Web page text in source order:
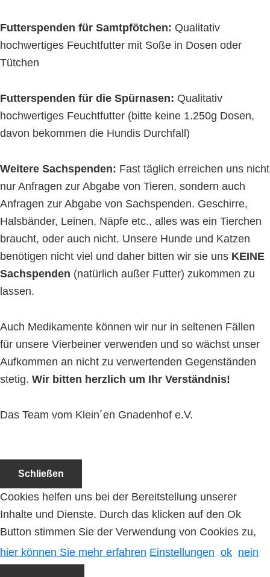
Futterspenden für Samtpfötchen: Qualitativ
hochwertiges Feuchtfutter mit Soße in Dosen oder
Tütchen
Futterspenden für die Spürnasen: Qualitativ
hochwertiges Feuchtfutter (bitte keine 1.250g Dosen,
davon bekommen die Hundis Durchfall)
Weitere Sachspenden: Fast täglich erreichen uns nicht
nur Anfragen zur Abgabe von Tieren, sondern auch
Anfragen zur Abgabe von Sachspenden. Geschirre,
Halsbänder, Leinen, Näpfe etc., alles was ein Tierchen
braucht, oder auch nicht. Unsere Hunde und Katzen
benötigen nicht viel und daher bitten wir sie uns KEINE
Sachspenden (natürlich außer Futter) zukommen zu
lassen.
Auch Medikamente können wir nur in seltenen Fällen
für unsere Vierbeiner verwenden und so wächst unser
Aufkommen an nicht zu verwertenden Gegenständen
stetig. Wir bitten herzlich um Ihr Verständnis!
Das Team vom Klein´en Gnadenhof e.V.
Schließen
Cookies helfen uns bei der Bereitstellung unserer
Inhalte und Dienste. Durch das klicken auf den Ok
Button stimmen Sie der Verwendung von Cookies zu,
hier können Sie mehr erfahren Einstellungen ok nein